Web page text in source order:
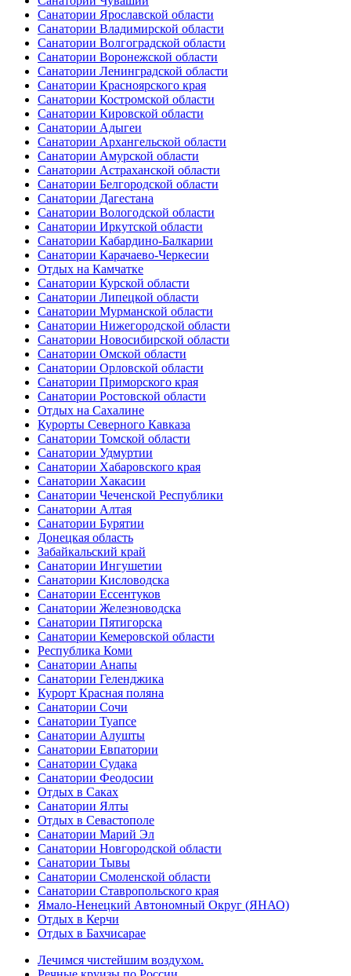
Санатории Ярославской области
Санатории Владимирской области
Санатории Волгоградской области
Санатории Воронежской области
Санатории Ленинградской области
Санатории Красноярского края
Санатории Костромской области
Санатории Кировской области
Санатории Адыгеи
Санатории Архангельской области
Санатории Амурской области
Санатории Астраханской области
Санатории Белгородской области
Санатории Дагестана
Санатории Вологодской области
Санатории Иркутской области
Санатории Кабардино-Балкарии
Санатории Карачаево-Черкесии
Отдых на Камчатке
Санатории Курской области
Санатории Липецкой области
Санатории Мурманской области
Санатории Нижегородской области
Санатории Новосибирской области
Санатории Омской области
Санатории Орловской области
Санатории Приморского края
Санатории Ростовской области
Отдых на Сахалине
Курорты Северного Кавказа
Санатории Томской области
Санатории Удмуртии
Санатории Хабаровского края
Санатории Хакасии
Санатории Чеченской Республики
Санатории Алтая
Санатории Бурятии
Донецкая область
Забайкальский край
Санатории Ингушетии
Санатории Кисловодска
Санатории Ессентуков
Санатории Железноводска
Санатории Пятигорска
Санатории Кемеровской области
Республика Коми
Санатории Анапы
Санатории Геленджика
Курорт Красная поляна
Санатории Сочи
Санатории Туапсе
Санатории Алушты
Санатории Евпатории
Санатории Судака
Санатории Феодосии
Отдых в Саках
Санатории Ялты
Отдых в Севастополе
Санатории Марий Эл
Санатории Новгородской области
Санатории Тывы
Санатории Смоленской области
Санатории Ставропольского края
Ямало-Ненецкий Автономный Округ (ЯНАО)
Отдых в Керчи
Отдых в Бахчисарае
Лечимся чистейшим воздухом.